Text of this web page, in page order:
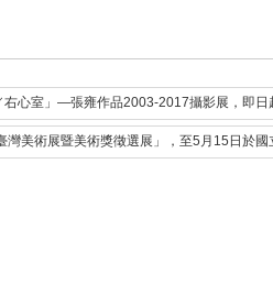
右心室」—張雍作品2003-2017攝影展，即
灣美術展暨美術獎徵選展」，至5月15日於